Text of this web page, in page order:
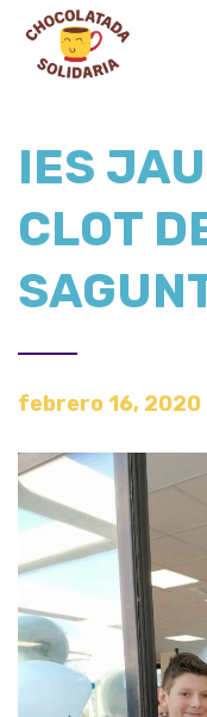
IES
CLOT
febrero 16, 2020